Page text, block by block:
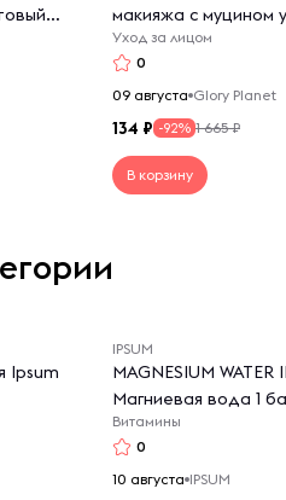
макияжа с муцином
Уход за лицом
0
09 августа Glory Planet
134 -92% 1 665 ₽
В корзину
Ipsum
IPSUM
MAGNESIUM WATER
Магниевая вода 1
ИПСУМ
Витамины
0
10 августа IPSUM